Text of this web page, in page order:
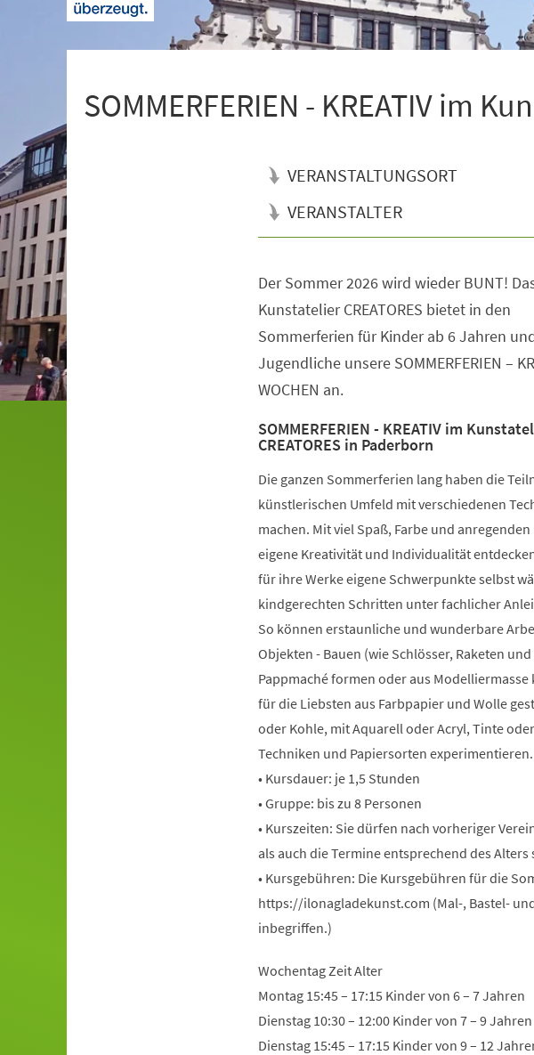
SOMMERFERIEN - KREATIV im
VERANSTALTUNGSORT
VERANSTALTER
Der Sommer 2026 wird wieder BUNT!
Kunstatelier CREATORES bietet in den
Sommerferien für Kinder ab 6 Jahren
Jugendliche unsere SOMMERFERIEN –
WOCHEN an.
SOMMERFERIEN - KREATIV im
CREATORES in Paderborn
Die ganzen Sommerferien lang haben die
künstlerischen Umfeld mit verschiedenen
machen. Mit viel Spaß, Farbe und
eigene Kreativität und Individualität
für ihre Werke eigene Schwerpunkte selbst
kindgerechten Schritten unter fachlicher
So können erstaunliche und wunderbare
Objekten - Bauen (wie Schlösser, Raketen
Pappmaché formen oder aus
für die Liebsten aus Farbpapier und Wolle
oder Kohle, mit Aquarell oder Acryl, Tinte
Techniken und Papiersorten
• Kursdauer: je 1,5 Stunden
• Gruppe: bis zu 8 Personen
• Kurszeiten: Sie dürfen nach vorheriger
als auch die Termine entsprechend des
• Kursgebühren: Die Kursgebühren für die
https://ilonagladekunst.com (Mal-, Bastel-
inbegriffen.)
Wochentag Zeit Alter
Montag 15:45 – 17:15 Kinder von 6 – 7 Jahren
Dienstag 10:30 – 12:00 Kinder von 7 – 9 Jahren
Dienstag 15:45 – 17:15 Kinder von 9 – 12